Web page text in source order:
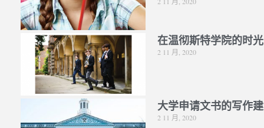
在温彻斯特学院的时光
2 11 月, 2020
大学申请文书的写作
2 11 月, 2020